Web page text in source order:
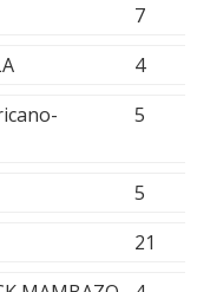
7
4
5
5
21